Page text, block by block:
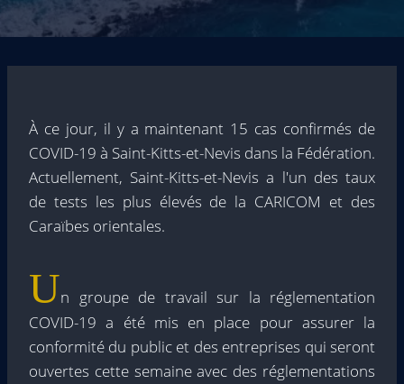
À ce jour, il y a maintenant 15 cas confirmés de
COVID-19 à Saint-Kitts-et-Nevis dans la Fédération.
Actuellement, Saint-Kitts-et-Nevis a l'un des taux
de tests les plus élevés de la CARICOM et des
Caraïbes orientales.
Un groupe de travail sur la réglementation
COVID-19 a été mis en place pour assurer la
conformité du public et des entreprises qui seront
ouvertes cette semaine avec des réglementations